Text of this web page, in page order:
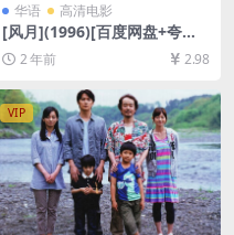
华语 高清电影
[风月](1996)[百度网盘+夸克
网盘1080P超清未删减资源]
[网盘在线播放/下载][MP4/8.
6GB][中文字幕]
2 年前 2.98
VIP